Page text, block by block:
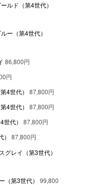
ルド（第4世代）
ー（第4世代）
86,800円
円
4世代） 87,800円
4世代） 87,800円
代） 87,800円
87,800円
グレイ（第3世代）
（第3世代） 99,800